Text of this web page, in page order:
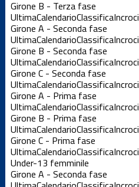
Girone B - Terza fase
UltimaCalendarioClassificaIncroci
Girone A - Seconda fase
UltimaCalendarioClassificaIncroci
Girone B - Seconda fase
UltimaCalendarioClassificaIncroci
Girone C - Seconda fase
UltimaCalendarioClassificaIncroci
Girone A - Prima fase
UltimaCalendarioClassificaIncroci
Girone B - Prima fase
UltimaCalendarioClassificaIncroci
Girone C - Prima fase
UltimaCalendarioClassificaIncroci
Under-13 femminile
Girone A - Seconda fase